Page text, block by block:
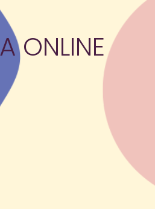
ONLINE